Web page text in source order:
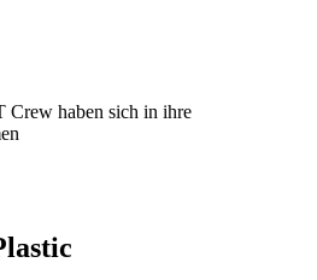
Crew haben sich in ihre